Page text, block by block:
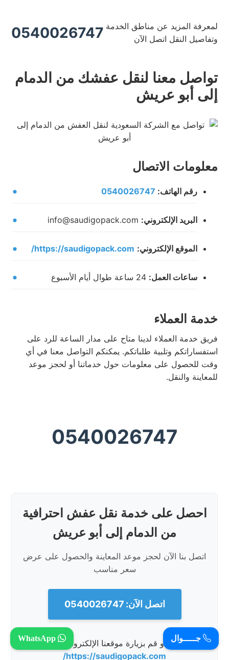
لمعرفة المزيد عن مناطق الخدمة
وتفاصيل النقل اتصل الآن
0540026747
تواصل معنا لنقل عفشك من الدمام
إلى أبو عريش
معلومات الاتصال
رقم الهاتف: 0540026747
البريد الإلكتروني:
الموقع الإلكتروني: https://saudigopack.com/
ساعات العمل: 24 ساعة طوال أيام الأسبوع
خدمة العملاء
فريق خدمة العملاء لدينا متاح على مدار الساعة للرد على
استفساراتكم وتلبية طلباتكم. يمكنكم التواصل معنا في أي
وقت للحصول على معلومات حول خدماتنا أو لحجز موعد
للمعاينة والنقل.
0540026747
احصل على خدمة نقل عفش احترافية
من الدمام إلى أبو عريش
اتصل بنا الآن لحجز موعد المعاينة والحصول على عرض
سعر مناسب
اتصل الآن: 0540026747
أو قم بزيارة موقعنا الإلكتروني:
https://saudigopack.com/
جـــــوال